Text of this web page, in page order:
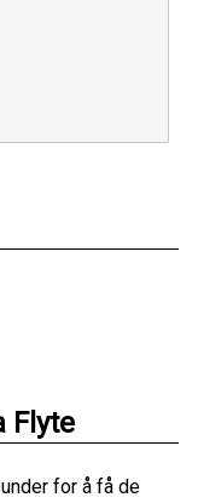
Flyte
for å få de